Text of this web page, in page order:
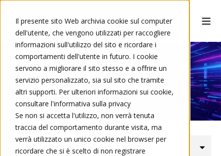
Il presente sito Web archivia cookie sul computer
dell'utente, che vengono utilizzati per raccogliere
informazioni sull'utilizzo del sito e ricordare i
comportamenti dell'utente in futuro. I cookie
servono a migliorare il sito stesso e a offrire un
servizio personalizzato, sia sul sito che tramite
altri supporti. Per ulteriori informazioni sui cookie,
consultare l'informativa sulla privacy
Se non si accetta l'utilizzo, non verrà tenuta
traccia del comportamento durante visita, ma
verrà utilizzato un unico cookie nel browser per
ricordare che si è scelto di non registrare
Blog